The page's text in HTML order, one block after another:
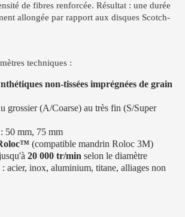
de fibres renforcée. Résultat : une durée
allongée par rapport aux disques Scotch-
techniques :
non-tissées imprégnées de grain
grossier (A/Coarse) au très fin (S/Super
50 mm, 75 mm
(compatible mandrin Roloc 3M)
20 000 tr/min selon le diamètre
acier, inox, aluminium, titane, alliages non